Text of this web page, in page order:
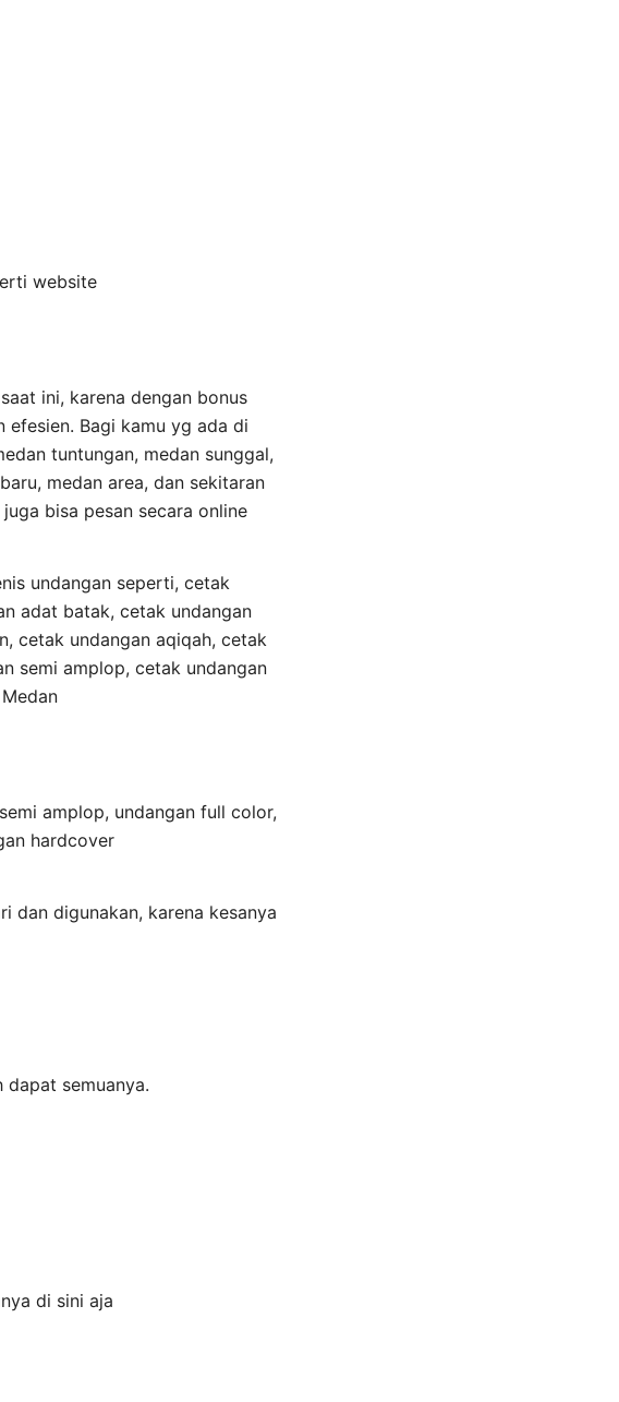
website
ini, karena dengan bonus
Bagi kamu yg ada di
tuntungan, medan sunggal,
medan area, dan sekitaran
bisa pesan secara online
undangan seperti, cetak
adat batak, cetak undangan
cetak undangan aqiqah, cetak
semi amplop, cetak undangan
amplop, undangan full color,
hardcover
dan digunakan, karena kesanya
dapat semuanya.
di sini aja